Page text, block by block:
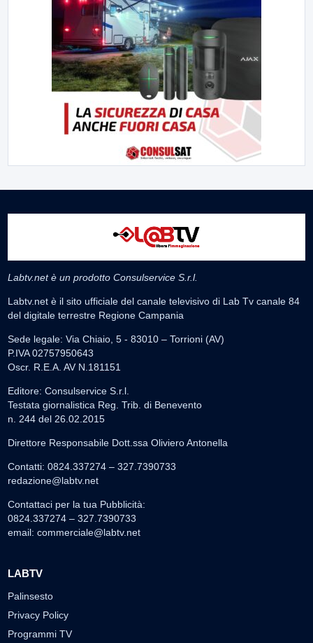
Labtv.net è un prodotto Consulservice S.r.l.
Labtv.net è il sito ufficiale del canale televisivo di Lab Tv canale 84
del digitale terrestre Regione Campania
Sede legale: Via Chiaio, 5 - 83010 – Torrioni (AV)
P.IVA 02757950643
Oscr. R.E.A. AV N.181151
Editore: Consulservice S.r.l.
Testata giornalistica Reg. Trib. di Benevento
n. 244 del 26.02.2015
Direttore Responsabile Dott.ssa Oliviero Antonella
Contatti: 0824.337274 – 327.7390733
redazione@labtv.net
Contattaci per la tua Pubblicità:
0824.337274 – 327.7390733
email: commerciale@labtv.net
LABTV
Palinsesto
Privacy Policy
Programmi TV